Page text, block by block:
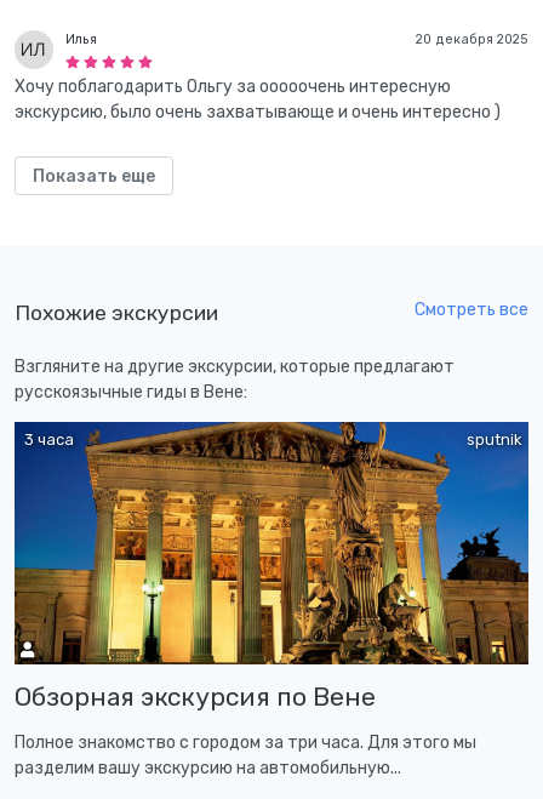
20 декабря 2025
Илья
Хочу поблагодарить Ольгу за ооооочень интересную
экскурсию, было очень захватывающе и очень интересно )
Показать еще
Похожие экскурсии Смотреть все
Взгляните на другие экскурсии, которые предлагают
русскоязычные гиды в Вене:
sputnik
3 часа
Обзорная экскурсия по Венe
Полное знакомство с городом за три часа. Для этого мы
разделим вашу экскурсию на автомобильную...